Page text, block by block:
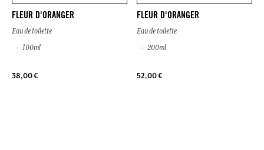
FLEUR D'ORANGER
Eau de toilette
100ml
38,00 €
FLEUR D'ORANGER
Eau de toilette
200ml
52,00 €